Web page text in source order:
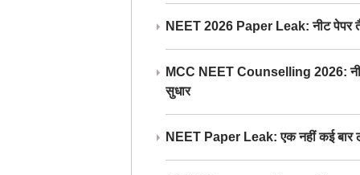
NEET 2026 Paper Leak: नीट पेपर
MCC NEET Counselling 2026:
सुधार
NEET Paper Leak: एक नहीं कई बार